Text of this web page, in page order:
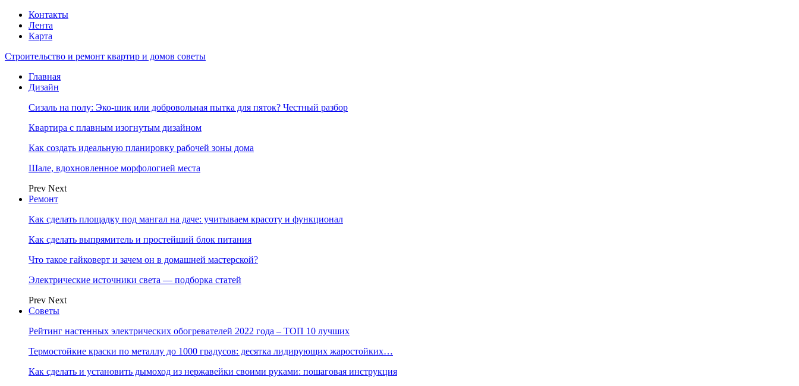
Контакты
Лента
Карта
Строительство и ремонт квартир и домов советы
Главная
Дизайн
Сизаль на полу: Эко-шик или добровольная пытка для пяток? Честный разбор
Квартира с плавным изогнутым дизайном
Как создать идеальную планировку рабочей зоны дома
Шале, вдохновленное морфологией места
Prev Next
Ремонт
Как сделать площадку под мангал на даче: учитываем красоту и функционал
Как сделать выпрямитель и простейший блок питания
Что такое гайковерт и зачем он в домашней мастерской?
Электрические источники света — подборка статей
Prev Next
Советы
Рейтинг настенных электрических обогревателей 2022 года – ТОП 10 лучших
Термостойкие краски по металлу до 1000 градусов: десятка лидирующих жаростойких…
Как сделать и установить дымоход из нержавейки своими руками: пошаговая инструкция